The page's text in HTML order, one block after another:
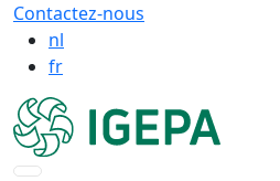
Contactez-nous
nl
fr